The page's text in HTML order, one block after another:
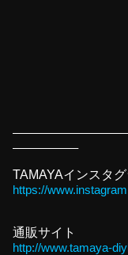
—————–
TAMAYAインスタ
https://
通販サイト
http://www.tamaya-